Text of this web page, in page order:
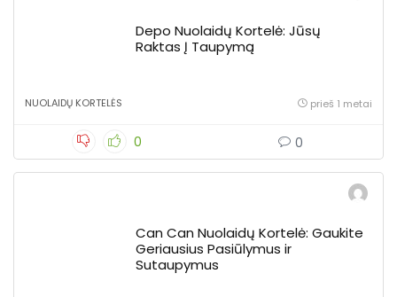
Depo Nuolaidų Kortelė: Jūsų
Raktas Į Taupymą
NUOLAIDŲ KORTELĖS prieš 1 metai
0 0
Can Can Nuolaidų Kortelė: Gaukite
Geriausius Pasiūlymus ir
Sutaupymus